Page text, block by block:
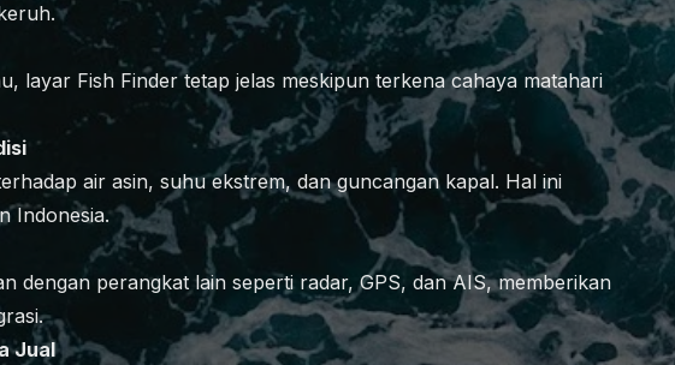
layar Fish Finder tetap jelas meskipun terkena cahaya matahari
air asin, suhu ekstrem, dan guncangan kapal. Hal ini
Indonesia.
dengan perangkat lain seperti radar, GPS, dan AIS, memberikan
Jual